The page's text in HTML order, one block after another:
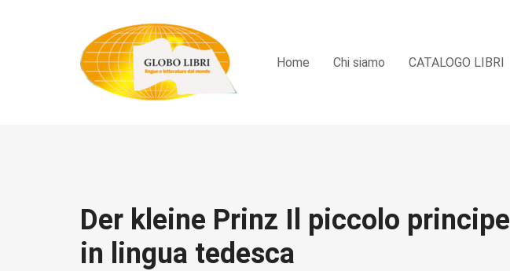
Home Chi siamo CATALOGO LIBRI
Der kleine Prinz Il piccolo principe
in lingua tedesca